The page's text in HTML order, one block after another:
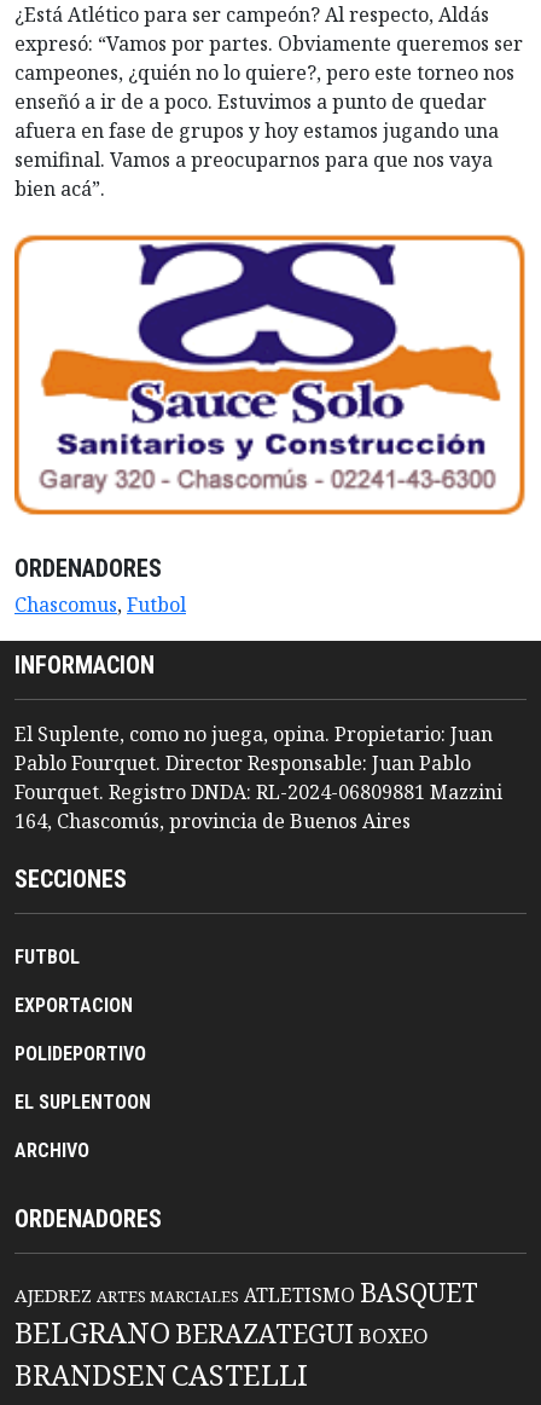
¿Está Atlético para ser campeón? Al respecto, Aldás
expresó: “Vamos por partes. Obviamente queremos ser
campeones, ¿quién no lo quiere?, pero este torneo nos
enseñó a ir de a poco. Estuvimos a punto de quedar
afuera en fase de grupos y hoy estamos jugando una
semifinal. Vamos a preocuparnos para que nos vaya
bien acá”.
ORDENADORES
Chascomus,Futbol
INFORMACION
El Suplente, como no juega, opina. Propietario: Juan
Pablo Fourquet. Director Responsable: Juan Pablo
Fourquet. Registro DNDA: RL-2024-06809881 Mazzini
164, Chascomús, provincia de Buenos Aires
SECCIONES
FUTBOL
EXPORTACION
POLIDEPORTIVO
EL SUPLENTOON
ARCHIVO
ORDENADORES
AJEDREZ ARTES MARCIALES ATLETISMO BASQUET
BELGRANO BERAZATEGUIBOXEO
BRANDSENCASTELLI